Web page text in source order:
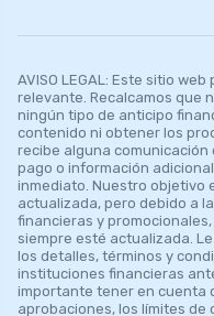
AVISO LEGAL: Este sitio
relevante. Recalcamos que
ningún tipo de anticipo
contenido ni obtener los
recibe alguna
pago o información
inmediato. Nuestro objetivo
actualizada, pero debido a
financieras y
siempre esté actualizada.
los detalles, términos y
instituciones financieras
importante tener en cuenta
aprobaciones, los límites de